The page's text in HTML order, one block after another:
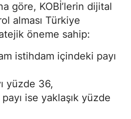
göre, KOBİ’lerin dijital
alması Türkiye
öneme sahip:
istihdam içindeki payı
yüzde 36,
ise yaklaşık yüzde